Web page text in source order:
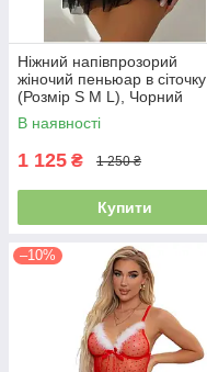
Ніжний напівпрозорий
жіночий пеньюар в сіточку
(Розмір S M L), Чорний
В наявності
1 125 ₴ 1 250 ₴
Купити
–10%